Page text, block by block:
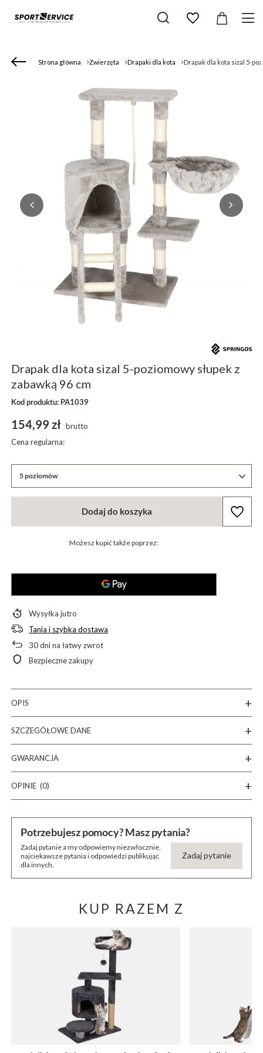
Strona główna Zwierzęta Drapaki dla kota Drapak dla kota sizal 5-
Drapak dla kota sizal 5-poziomowy słupek z
zabawką 96 cm
Kod produktu: PA1039
5 poziomów
154,99 zł brutto
Cena regularna:
Dodaj do koszyka
Możesz kupić także poprzez:
Wysyłkajutro
Tania i szybka dostawa
30dni na łatwy zwrot
Bezpieczne zakupy
OPIS
SZCZEGÓŁOWE DANE
GWARANCJA
OPINIE (0)
Potrzebujesz pomocy? Masz pytania?
Zadaj pytanie a my odpowiemy niezwłocznie,
najciekawsze pytania i odpowiedzi publikując
dla innych.
Zadaj pytanie
KUP RAZEM Z